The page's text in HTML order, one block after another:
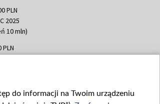
PLN
2025
10 mln)
2025
do informacji na Twoim urządzeniu